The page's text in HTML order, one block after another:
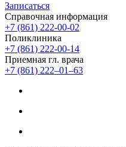
Записаться
Справочная информация
+7 (861) 222-00-02
Поликлиника
+7 (861) 222-00-14
Приемная гл. врача
+7 (861) 222‒01‒63